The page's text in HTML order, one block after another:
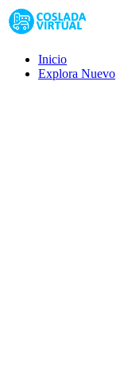
Inicio
Explora Nuevo